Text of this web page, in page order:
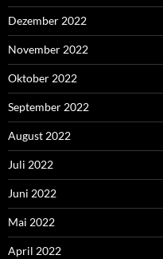
Dezember 2022
November 2022
Oktober 2022
September 2022
August 2022
Juli 2022
Juni 2022
Mai 2022
April 2022